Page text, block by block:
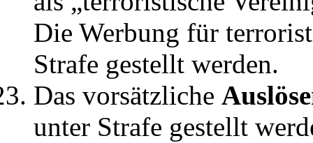
Die Werbung für
Strafe gestellt werden.
Das vorsätzliche
unter Strafe gestellt